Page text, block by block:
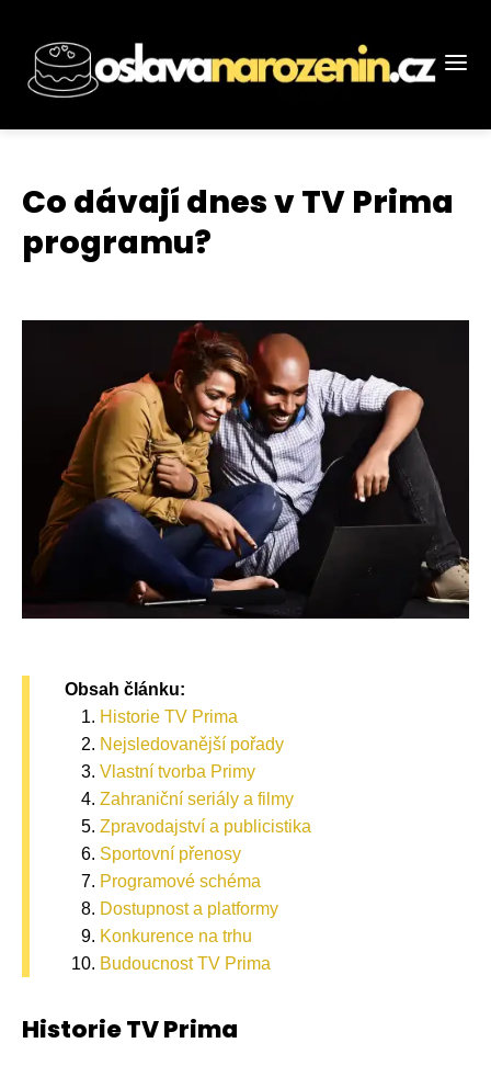
Co dávají dnes v TV Prima
programu?
Obsah článku:
Historie TV Prima
Nejsledovanější pořady
Vlastní tvorba Primy
Zahraniční seriály a filmy
Zpravodajství a publicistika
Sportovní přenosy
Programové schéma
Dostupnost a platformy
Konkurence na trhu
Budoucnost TV Prima
Historie TV Prima